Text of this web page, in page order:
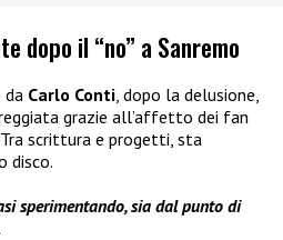
dopo il “no” a Sanremo
Carlo Conti , dopo la delusione,
grazie all’affetto dei fan
scrittura e progetti, sta
disco.
sperimentando, sia dal punto di